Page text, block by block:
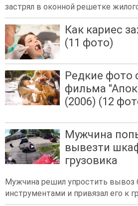
застрял в оконной решетке
Как кариес
(11 фото)
Редкие фото
фильма
(2006) (12
Мужчина
вывезти
грузовика
Мужчина решил упростить вывоз
инструментами и привязал его к